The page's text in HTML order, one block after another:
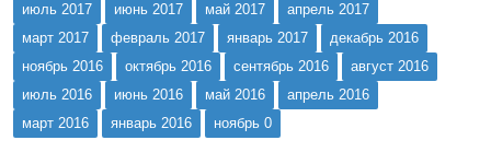
июль 2017
июнь 2017 май 2017
апрель 2017
март 2017
февраль 2017 январь 2017
декабрь 2016
ноябрь 2016
октябрь 2016 сентябрь 2016
август 2016
июль 2016
июнь 2016 май 2016
апрель 2016
март 2016
январь 2016 ноябрь 0